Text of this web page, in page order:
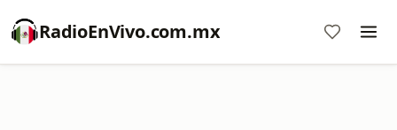
RadioEnVivo.com.mx